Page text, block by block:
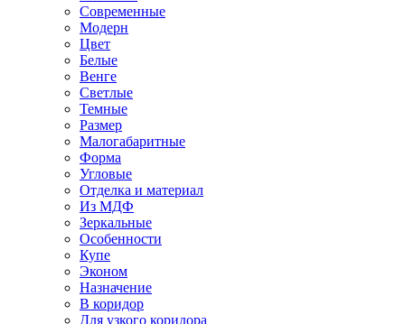
Современные
Модерн
Цвет
Белые
Венге
Светлые
Темные
Размер
Малогабаритные
Форма
Угловые
Отделка и материал
Из МДФ
Зеркальные
Особенности
Купе
Эконом
Назначение
В коридор
Для узкого коридора